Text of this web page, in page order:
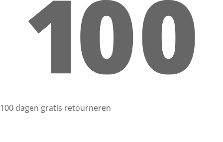
100 dagen gratis retourneren